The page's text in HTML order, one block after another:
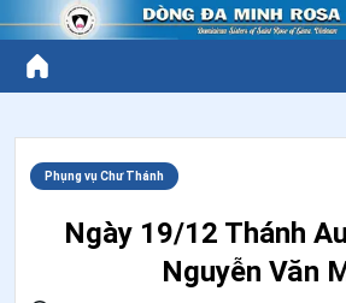
Phụng vụ Chư Thánh
Ngày 19/12 Thánh
Nguyễn Văn